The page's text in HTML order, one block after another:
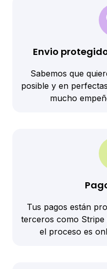
Envio
Sabemos que
posible y en
mucho
Tus pagos están
terceros como Stripe
el proceso es